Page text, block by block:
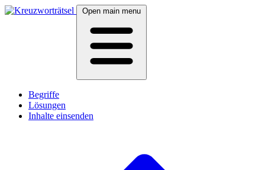
Open main menu
Begriffe
Lösungen
Inhalte einsenden